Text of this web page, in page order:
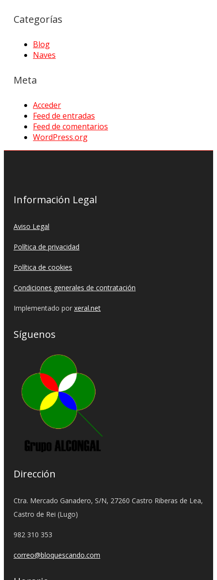
Categorías
Blog
Naves
Meta
Acceder
Feed de entradas
Feed de comentarios
WordPress.org
Información Legal
Aviso Legal
Política de privacidad
Política de cookies
Condiciones generales de contratación
Implementado por xeral.net
Síguenos
Dirección
Ctra. Mercado Ganadero, S/N, 27260 Castro Riberas de Lea,
Castro de Rei (Lugo)
982 310 353
correo@bloquescando.com